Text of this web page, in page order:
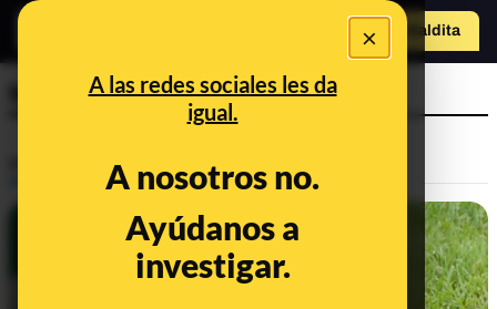
×
A las redes sociales les da
igual.
A nosotros no.
Ayúdanos a
investigar.
Hazte Maldito
a
Maldita te explica